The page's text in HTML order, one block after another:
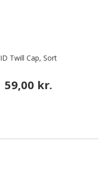
ID Twill Cap, Sort
59,00 kr.